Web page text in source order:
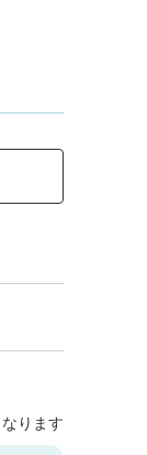
ります